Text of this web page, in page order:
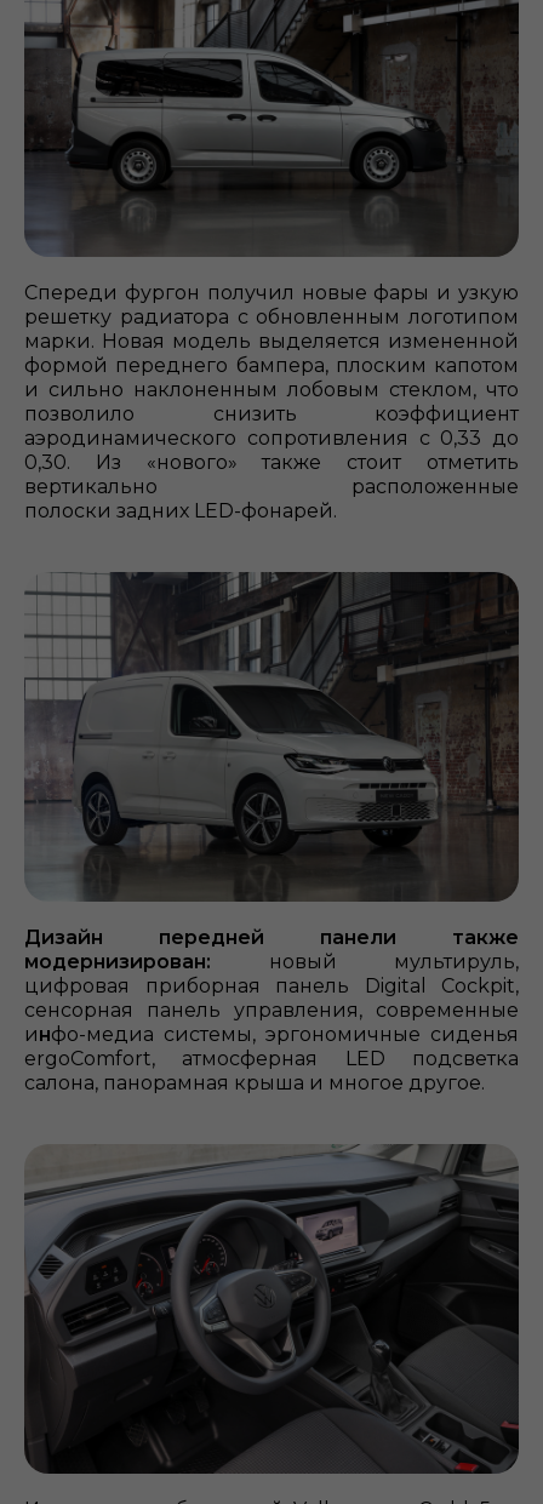
Спереди фургон получил новые фары и узкую
решетку радиатора с обновленным логотипом
марки. Новая модель выделяется измененной
формой переднего бампера, плоским капотом
и сильно наклоненным лобовым стеклом, что
позволило снизить коэффициент
аэродинамического сопротивления с 0,33 до
0,30. Из «нового» также стоит отметить
вертикально расположенные
полоски задних LED-фонарей.
Дизайн передней панели также
модернизирован: новый мультируль,
цифровая приборная панель Digital Cockpit,
сенсорная панель управления, современные
инфо-медиа системы, эргономичные сиденья
ergoComfort, атмосферная LED подсветка
салона, панорамная крыша и многое другое.